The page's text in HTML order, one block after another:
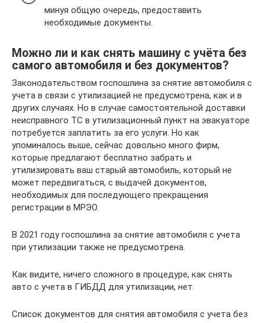
минуя общую очередь, предоставить
необходимые документы.
Можно ли и как снять машину с учёта без
самого автомобиля и без документов?
Законодательством госпошлина за снятие автомобиля с
учета в связи с утилизацией не предусмотрена, как и в
других случаях. Но в случае самостоятельной доставки
неисправного ТС в утилизационный пункт на эвакуаторе
потребуется заплатить за его услуги. Но как
упоминалось выше, сейчас довольно много фирм,
которые предлагают бесплатно забрать и
утилизировать ваш старый автомобиль, который не
может передвигаться, с выдачей документов,
необходимых для последующего прекращения
регистрации в МРЭО.
В 2021 году госпошлина за снятие автомобиля с учета
при утилизации также не предусмотрена.
Как видите, ничего сложного в процедуре, как снять
авто с учета в ГИБДД для утилизации, нет.
Список документов для снятия автомобиля с учета без